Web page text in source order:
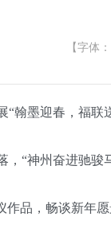
【字体：
“翰墨迎春，福联
“神州奋进驰骏
作品，畅谈新年愿